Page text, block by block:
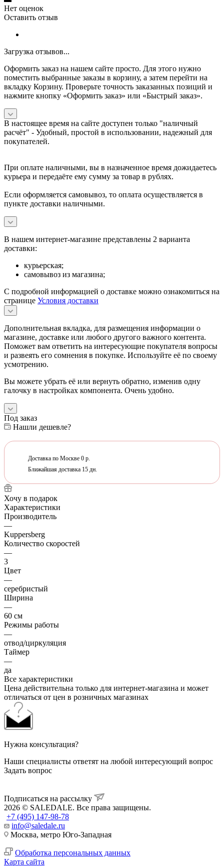
Нет оценок
Оставить отзыв
Загрузка отзывов...
Оформить заказ на нашем сайте просто. Для этого нужно
поместить выбранные заказы в корзину, а затем перейти на
вкладку Корзину. Проверьте точность заказанных позиций и
нажмите кнопку «Оформить заказ» или «Быстрый заказ».
В настоящее время на сайте доступен только "наличный
расчёт" - Удобный, простой в использовании, надежный для
покупателей.
При оплате наличными, вы в назначенное время дожидаетесь
курьера и передаёте ему сумму за товар в рублях.
Если оформляется самовывоз, то оплата осуществляется в
пункте доставки наличными.
В нашем интернет-магазине представлены 2 варианта
доставки:
курьерская;
самовывоз из магазина;
С подробной информацией о доставке можно ознакомиться на
странице Условия доставки
Дополнительная вкладка, для размещения информации о
магазине, доставке или любого другого важного контента.
Поможет вам ответить на интересующие покупателя вопросы
и развеять его сомнения в покупке. Используйте её по своему
усмотрению.
Вы можете убрать её или вернуть обратно, изменив одну
галочку в настройках компонента. Очень удобно.
Под заказ
Нашли дешевле?
Доставка по Москве 0 р.
Ближайшая доставка 15 дн.
Хочу в подарок
Характеристики
Производитель
—
Kuppersberg
Количество скоростей
—
3
Цвет
—
серебристый
Ширина
—
60 см
Режимы работы
—
отвод/циркуляция
Таймер
—
да
Все характеристики
Цена действительна только для интернет-магазина и может
отличаться от цен в розничных магазинах
Нужна консультация?
Наши специалисты ответят на любой интересующий вопрос
Задать вопрос
Подписаться на рассылку
2026 © SALEDALE. Все права защищены.
+7 (495) 147-98-78
info@saledale.ru
Москва, метро Юго-Западная
Обработка персональных данных
Карта сайта